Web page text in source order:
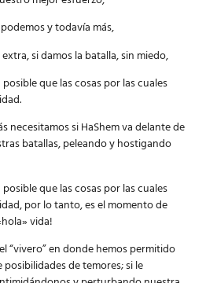
y todavía más,
si damos la batalla, sin miedo,
que las cosas por las cuales
necesitamos si HaShem va delante de
batallas, peleando y hostigando
que las cosas por las cuales
por lo tanto, es el momento de
vida!
“vivero” en donde hemos permitido
de temores; si le